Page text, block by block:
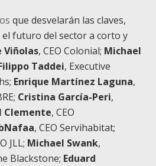
que desvelarán las claves,
futuro del sector a corto y
Viñolas, CEO Colonial; Michael
Taddei, Executive
Enrique Martínez Laguna,
Cristina García-Peri,
Clemente, CEO
, CEO Servihabitat;
JLL; Michael Swank,
Blackstone; Eduard